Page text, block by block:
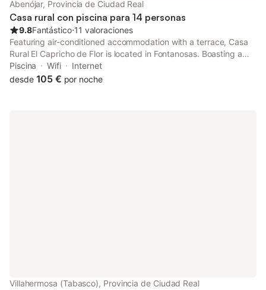
billar, ping-pong y dardos, ofrece entretenimiento, mientras que
la cocina compartida y la z
Abenójar, Provincia de Ciudad Real
Casa rural con piscina para 14 personas
9.8Fantástico⋅11 valoraciones
Featuring air-conditioned accommodation with a terrace, Casa
Rural El Capricho de Flor is located in Fontanosas. Boasting a
24-hour front desk, this property also provides guests with a
year-round outdoor pool.
Piscina Wifi
Internet
desde 105 € por noche
Villahermosa (Tabasco), Provincia de Ciudad Real